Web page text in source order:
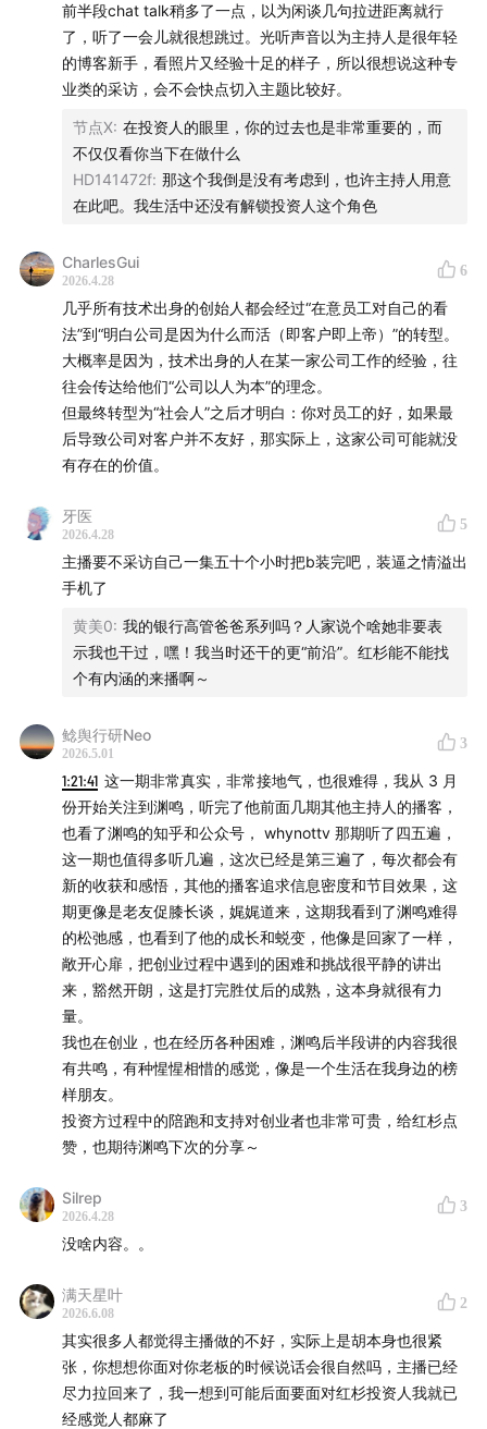
更重要的是，这不是一期只谈技术趋势的访谈。胡渊鸣同
时复盘了Meshy.AI三次转型以及寻找PMF的过程：从“我
能做什么”，到“用户真正需要什么”；从一个技术人，摸索
出属于自己的CEO方法论；从几乎想把钱还给投资人的至
暗时刻，走到重新确认方向。
围绕“AI 替代不了什么”“世界模型应该怎么做”“AI时代人最
叉地带。
胡渊鸣 Meshy.AI创始人兼首席执行官
吴茗 红杉中国投资合伙人
02:12-05:13| 内向者的表达：如何找到一套与世界沟通
的自洽方式？
05:14-13:27 | 游戏与编程启蒙：用最简单规则描述最
丰富世界
13:28
25:04-31:01| 三次转型，找到 PMF：从“我能提供什么”
转向“用户需要什么”
31:02-41:16| 技术人如何做 CEO：如何以技术人身份
41:17-44:09
有训练数据的都会被替
代，没有数据的探索领域靠人类灵光一现
44:10-56:49 | 世界模型怎么做：
Model
56:50-01:08:11
有限生命体验无限
Experience是未来最重要的资源
01:08:12-01:14:35| 创业的至暗时刻：几乎把钱还给投
资人的那段日子
前半段chat talk稍多了一点，以为闲谈几句拉进距离就行
了，听了一会儿就很想跳过。光听声音以为主持人是很年轻
的博客新手，看照片又经验十足的样子，所以很想说这种专
业类的采访，会不会快点切入主题比较好。
节点X: 在投资人的眼里，你的过去也是非常重要的，而
不仅仅看你当下在做什么
HD141472f: 那这个我倒是没有考虑到，也许主持人用意
在此吧。我生活中还没有解锁投资人这个角色
CharlesGui
2026.4.28
6
几乎所有技术出身的创始人都会经过“在意员工对自己的看
法”到“明白公司是因为什么而活（即客户即上帝）”的转型。
大概率是因为，技术出身的人在某一家公司工作的经验，往
往会传达给他们“公司以人为本”的理念。
但最终转型为“社会人”之后才明白：你对员工的好，如果最
后导致公司对客户并不友好，那实际上，这家公司可能就没
有存在的价值。
牙医
2026.4.28
5
主播要不采访自己一集五十个小时把b装完吧，装逼之情溢出
手机了
黄美0: 我的银行高管爸爸系列吗？人家说个啥她非要表
示我也干过，嘿！我当时还干的更“前沿”。红杉能不能找
个有内涵的来播啊～
鲶舆行研Neo
2026.5.01
3
1:21:41 这一期非常真实，非常接地气，也很难得，我从 3 月
份开始关注到渊鸣，听完了他前面几期其他主持人的播客，
也看了渊鸣的知乎和公众号， whynottv 那期听了四五遍，
这一期也值得多听几遍，这次已经是第三遍了，每次都会有
新的收获和感悟，其他的播客追求信息密度和节目效果，这
期更像是老友促膝长谈，娓娓道来，这期我看到了渊鸣难得
的松弛感，也看到了他的成长和蜕变，他像是回家了一样，
敞开心扉，把创业过程中遇到的困难和挑战很平静的讲出
来，豁然开朗，这是打完胜仗后的成熟，这本身就很有力
量。
我也在创业，也在经历各种困难，渊鸣后半段讲的内容我很
有共鸣，有种惺惺相惜的感觉，像是一个生活在我身边的榜
样朋友。
投资方过程中的陪跑和支持对创业者也非常可贵，给红杉点
赞，也期待渊鸣下次的分享～
Silrep
2026.4.28
3
没啥内容。。
满天星叶
2026.6.08
2
其实很多人都觉得主播做的不好，实际上是胡本身也很紧
张，你想想你面对你老板的时候说话会很自然吗，主播已经
尽力拉回来了，我一想到可能后面要面对红杉投资人我就已
经感觉人都麻了